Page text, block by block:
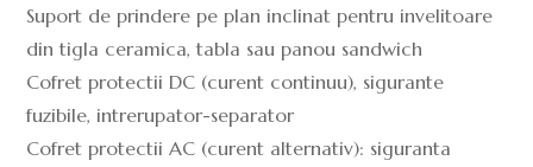
Suport de prindere pe plan inclinat pentru invelitoare
din tigla ceramica, tabla sau panou sandwich
Cofret protectii DC (curent continuu), sigurante
fuzibile, intrerupator-separator
Cofret protectii AC (curent alternativ): siguranta